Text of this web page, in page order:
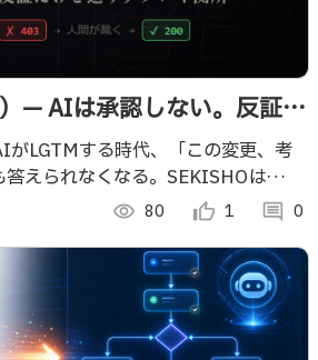
— AIは承認しない。反証だ
関所
LGTMする時代、「この変更、考
えられなくなる。SEKISHOは
Gemini二段エージェント。番人＝
検証
visibility 80 thumb_up_alt 1 comment 0